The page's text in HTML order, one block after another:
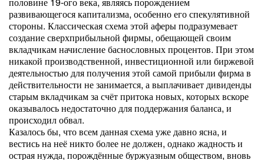
развивающегося капитализма, особенно его спекулятивной
стороны. Классическая схема этой аферы подразумевает
создание сверхприбыльной фирмы, обещающей своим
вкладчикам начисление баснословных процентов. При этом
никакой производственной, инвестиционной или биржевой
деятельностью для получения этой самой прибыли фирма в
действительности не занимается, а выплачивает дивиденды
старым вкладчикам за счёт притока новых, которых вскоре
оказывалось недостаточно для поддержания баланса, и
происходил обвал.
Казалось бы, что всем данная схема уже давно ясна, и
вестись на неё никто более не должен, однако жадность и
острая нужда, порождённые буржуазным обществом, вновь